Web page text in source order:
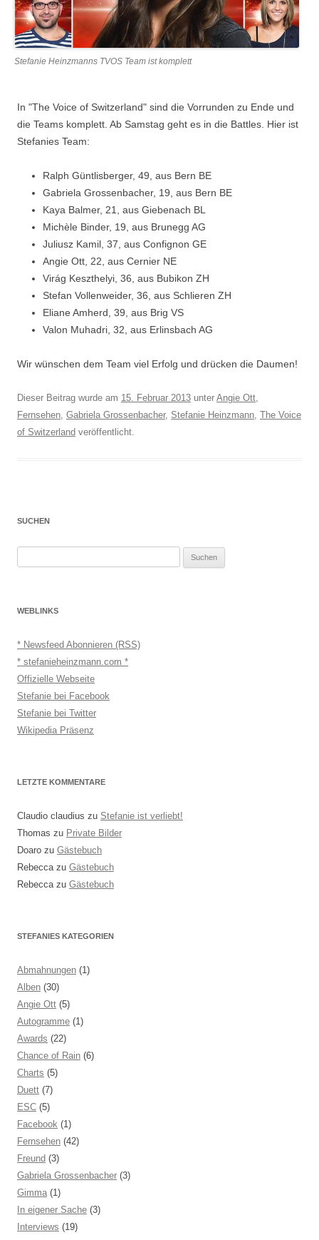
Stefanie Heinzmanns TVOS Team ist komplett
In "The Voice of Switzerland" sind die Vorrunden zu Ende und
die Teams komplett. Ab Samstag geht es in die Battles. Hier ist
Stefanies Team:
Ralph Güntlisberger, 49, aus Bern BE
Gabriela Grossenbacher, 19, aus Bern BE
Kaya Balmer, 21, aus Giebenach BL
Michèle Binder, 19, aus Brunegg AG
Juliusz Kamil, 37, aus Confignon GE
Angie Ott, 22, aus Cernier NE
Virág Keszthelyi, 36, aus Bubikon ZH
Stefan Vollenweider, 36, aus Schlieren ZH
Eliane Amherd, 39, aus Brig VS
Valon Muhadri, 32, aus Erlinsbach AG
Wir wünschen dem Team viel Erfolg und drücken die Daumen!
Dieser Beitrag wurde am 15. Februar 2013 unter Angie Ott,
Fernsehen, Gabriela Grossenbacher, Stefanie Heinzmann, The Voice
of Switzerland veröffentlicht.
SUCHEN
WEBLINKS
* Newsfeed Abonnieren (RSS)
* stefanieheinzmann.com *
Offizielle Webseite
Stefanie bei Facebook
Stefanie bei Twitter
Wikipedia Präsenz
LETZTE KOMMENTARE
Claudio claudius zu Stefanie ist verliebt!
Thomas zu Private Bilder
Doaro zu Gästebuch
Rebeccazu Gästebuch
Rebeccazu Gästebuch
STEFANIES KATEGORIEN
Abmahnungen (1)
Alben (30)
Angie Ott (5)
Autogramme (1)
Awards (22)
Chance of Rain (6)
Charts (5)
Duett (7)
ESC (5)
Facebook (1)
Fernsehen (42)
Freund (3)
Gabriela Grossenbacher (3)
Gimma (1)
In eigener Sache (3)
Interviews (19)